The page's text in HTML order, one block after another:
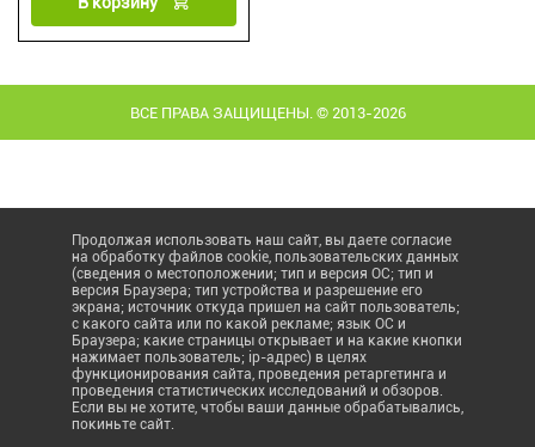
ВСЕ ПРАВА ЗАЩИЩЕНЫ. © 2013-2026
Продолжая использовать наш сайт, вы даете согласие
на обработку файлов cookie, пользовательских данных
(сведения о местоположении; тип и версия ОС; тип и
версия Браузера; тип устройства и разрешение его
экрана; источник откуда пришел на сайт пользователь;
с какого сайта или по какой рекламе; язык ОС и
Браузера; какие страницы открывает и на какие кнопки
нажимает пользователь; ip-адрес) в целях
функционирования сайта, проведения ретаргетинга и
проведения статистических исследований и обзоров.
Если вы не хотите, чтобы ваши данные обрабатывались,
покиньте сайт.